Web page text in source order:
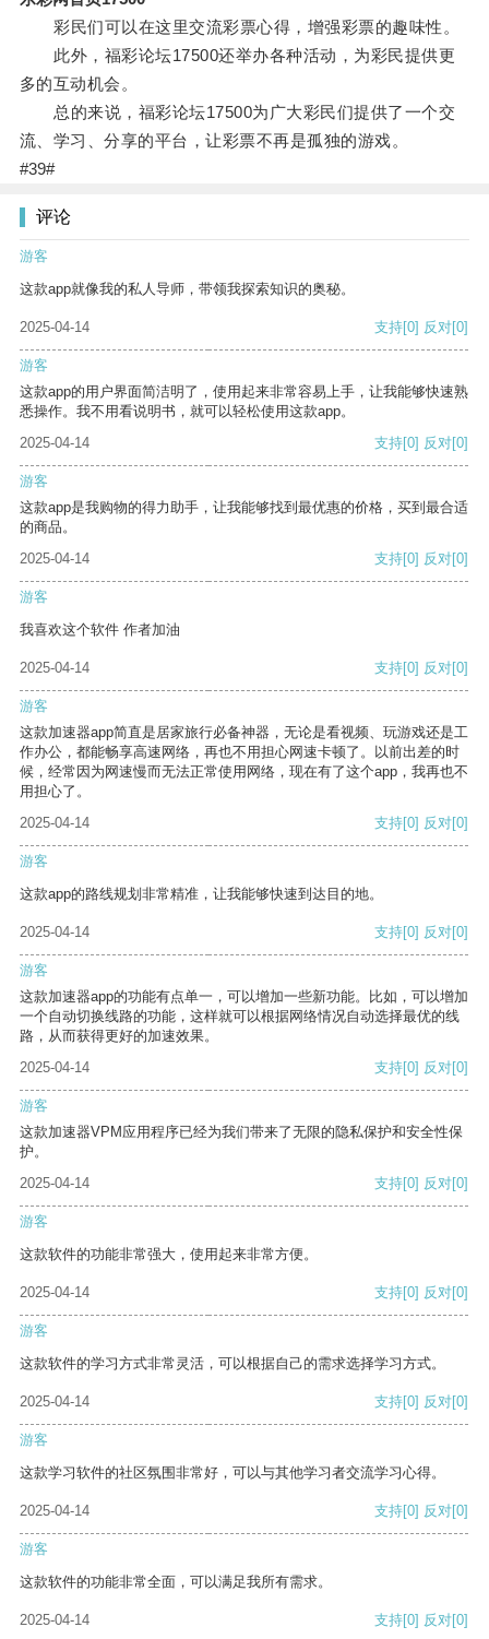
彩民们可以在这里交流彩票心得，增强彩票的趣味性。
此外，福彩论坛17500还举办各种活动，为彩民提供更
多的互动机会。
总的来说，福彩论坛17500为广大彩民们提供了一个交
流、学习、分享的平台，让彩票不再是孤独的游戏。
#39#
评论
游客
这款app就像我的私人导师，带领我探索知识的奥秘。
2025-04-14 支持[0] 反对[0]
游客
这款app的用户界面简洁明了，使用起来非常容易上手，让我能够快速熟
悉操作。我不用看说明书，就可以轻松使用这款app。
2025-04-14
支持[0] 反对[0]
游客
这款app是我购物的得力助手，让我能够找到最优惠的价格，买到最合适
的商品。
2025-04-14
支持[0] 反对[0]
游客
我喜欢这个软件 作者加油
2025-04-14 支持[0] 反对[0]
游客
这款加速器app简直是居家旅行必备神器，无论是看视频、玩游戏还是工
作办公，都能畅享高速网络，再也不用担心网速卡顿了。以前出差的时
候，经常因为网速慢而无法正常使用网络，现在有了这个app，我再也不
用担心了。
2025-04-14
支持[0] 反对[0]
游客
这款app的路线规划非常精准，让我能够快速到达目的地。
2025-04-14 支持[0] 反对[0]
游客
这款加速器app的功能有点单一，可以增加一些新功能。比如，可以增加
一个自动切换线路的功能，这样就可以根据网络情况自动选择最优的线
路，从而获得更好的加速效果。
2025-04-14
支持[0] 反对[0]
游客
这款加速器VPM应用程序已经为我们带来了无限的隐私保护和安全性保
护。
2025-04-14
支持[0] 反对[0]
游客
这款软件的功能非常强大，使用起来非常方便。
2025-04-14 支持[0] 反对[0]
游客
这款软件的学习方式非常灵活，可以根据自己的需求选择学习方式。
2025-04-14 支持[0] 反对[0]
游客
这款学习软件的社区氛围非常好，可以与其他学习者交流学习心得。
2025-04-14 支持[0] 反对[0]
游客
这款软件的功能非常全面，可以满足我所有需求。
2025-04-14 支持[0] 反对[0]